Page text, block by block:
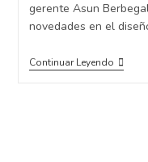
gerente Asun
novedades en el
Continuar Leyendo